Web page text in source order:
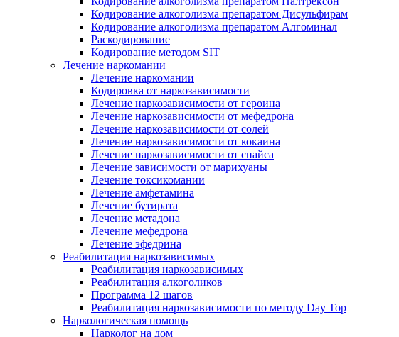
Кодирование алкоголизма препаратом Дисульфирам
Кодирование алкоголизма препаратом Алгоминал
Раскодирование
Кодирование методом SIT
Лечение наркомании
Лечение наркомании
Кодировка от наркозависимости
Лечение наркозависимости от героина
Лечение наркозависимости от мефедрона
Лечение наркозависимости от солей
Лечение наркозависимости от кокаина
Лечение наркозависимости от спайса
Лечение зависимости от марихуаны
Лечение токсикомании
Лечение амфетамина
Лечение бутирата
Лечение метадона
Лечение мефедрона
Лечение эфедрина
Реабилитация наркозависимых
Реабилитация наркозависимых
Реабилитация алкоголиков
Программа 12 шагов
Реабилитация наркозависимости по методу Day Top
Наркологическая помощь
Нарколог на дом